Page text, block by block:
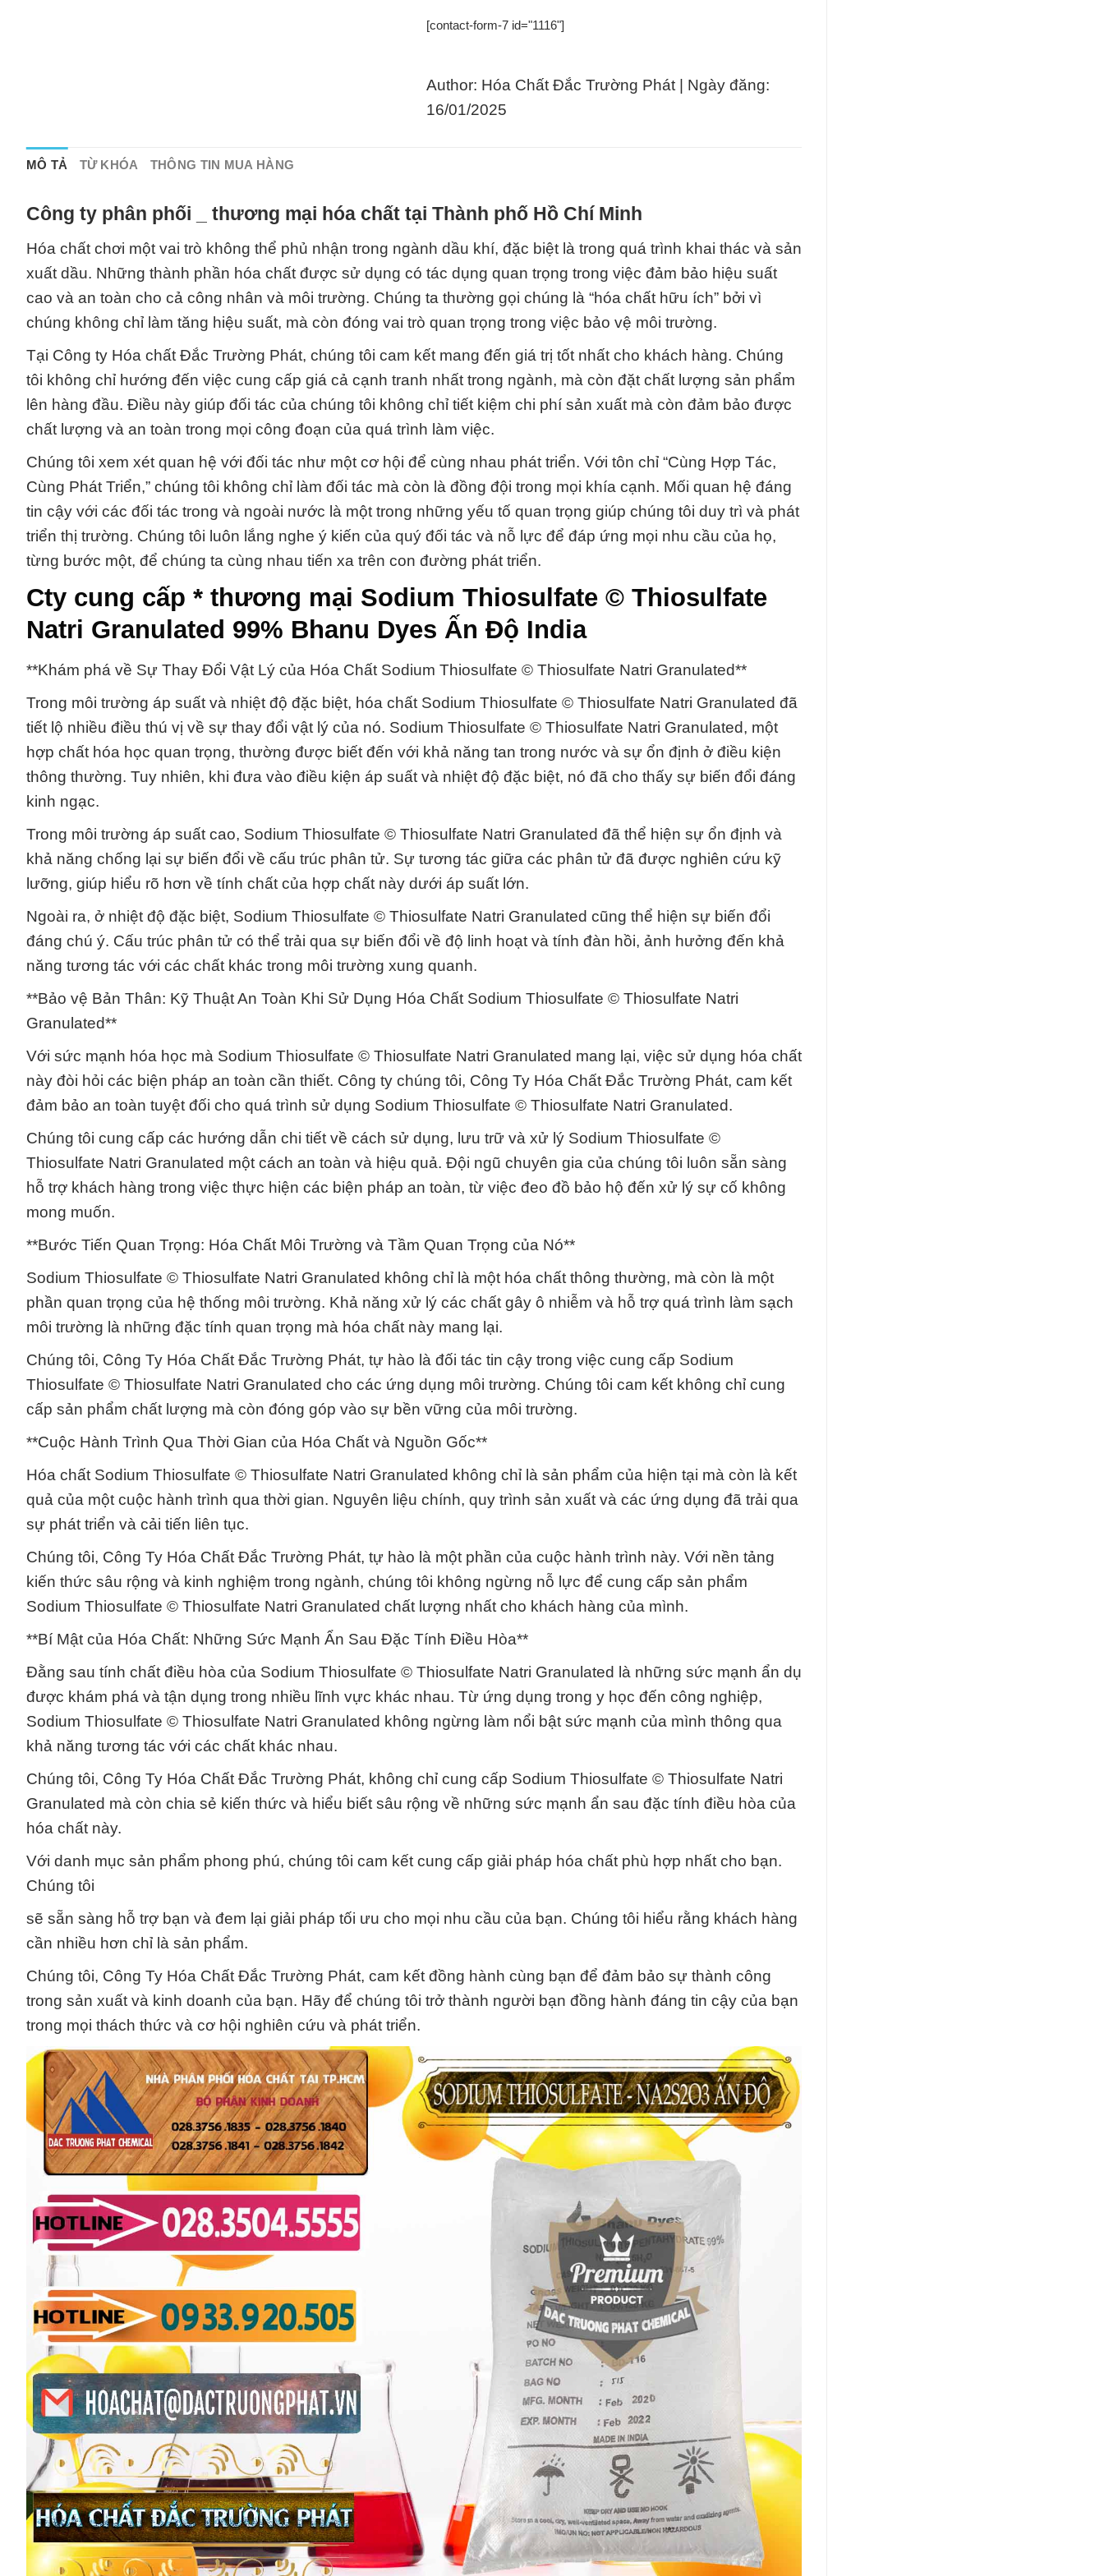
[contact-form-7 id="1116"]
Author: Hóa Chất Đắc Trường Phát | Ngày đăng:
16/01/2025
MÔ TẢ TỪ KHÓA THÔNG TIN MUA HÀNG
Công ty phân phối _ thương mại hóa chất tại Thành phố Hồ Chí Minh
Hóa chất chơi một vai trò không thể phủ nhận trong ngành dầu khí, đặc biệt là trong quá trình khai thác và sản
xuất dầu. Những thành phần hóa chất được sử dụng có tác dụng quan trọng trong việc đảm bảo hiệu suất
cao và an toàn cho cả công nhân và môi trường. Chúng ta thường gọi chúng là “hóa chất hữu ích” bởi vì
chúng không chỉ làm tăng hiệu suất, mà còn đóng vai trò quan trọng trong việc bảo vệ môi trường.
Tại Công ty Hóa chất Đắc Trường Phát, chúng tôi cam kết mang đến giá trị tốt nhất cho khách hàng. Chúng
tôi không chỉ hướng đến việc cung cấp giá cả cạnh tranh nhất trong ngành, mà còn đặt chất lượng sản phẩm
lên hàng đầu. Điều này giúp đối tác của chúng tôi không chỉ tiết kiệm chi phí sản xuất mà còn đảm bảo được
chất lượng và an toàn trong mọi công đoạn của quá trình làm việc.
Chúng tôi xem xét quan hệ với đối tác như một cơ hội để cùng nhau phát triển. Với tôn chỉ “Cùng Hợp Tác,
Cùng Phát Triển,” chúng tôi không chỉ làm đối tác mà còn là đồng đội trong mọi khía cạnh. Mối quan hệ đáng
tin cậy với các đối tác trong và ngoài nước là một trong những yếu tố quan trọng giúp chúng tôi duy trì và phát
triển thị trường. Chúng tôi luôn lắng nghe ý kiến của quý đối tác và nỗ lực để đáp ứng mọi nhu cầu của họ,
từng bước một, để chúng ta cùng nhau tiến xa trên con đường phát triển.
Cty cung cấp * thương mại Sodium Thiosulfate © Thiosulfate
Natri Granulated 99% Bhanu Dyes Ấn Độ India
**Khám phá về Sự Thay Đổi Vật Lý của Hóa Chất Sodium Thiosulfate © Thiosulfate Natri Granulated**
Trong môi trường áp suất và nhiệt độ đặc biệt, hóa chất Sodium Thiosulfate © Thiosulfate Natri Granulated đã
tiết lộ nhiều điều thú vị về sự thay đổi vật lý của nó. Sodium Thiosulfate © Thiosulfate Natri Granulated, một
hợp chất hóa học quan trọng, thường được biết đến với khả năng tan trong nước và sự ổn định ở điều kiện
thông thường. Tuy nhiên, khi đưa vào điều kiện áp suất và nhiệt độ đặc biệt, nó đã cho thấy sự biến đổi đáng
kinh ngạc.
Trong môi trường áp suất cao, Sodium Thiosulfate © Thiosulfate Natri Granulated đã thể hiện sự ổn định và
khả năng chống lại sự biến đổi về cấu trúc phân tử. Sự tương tác giữa các phân tử đã được nghiên cứu kỹ
lưỡng, giúp hiểu rõ hơn về tính chất của hợp chất này dưới áp suất lớn.
Ngoài ra, ở nhiệt độ đặc biệt, Sodium Thiosulfate © Thiosulfate Natri Granulated cũng thể hiện sự biến đổi
đáng chú ý. Cấu trúc phân tử có thể trải qua sự biến đổi về độ linh hoạt và tính đàn hồi, ảnh hưởng đến khả
năng tương tác với các chất khác trong môi trường xung quanh.
**Bảo vệ Bản Thân: Kỹ Thuật An Toàn Khi Sử Dụng Hóa Chất Sodium Thiosulfate © Thiosulfate Natri
Granulated**
Với sức mạnh hóa học mà Sodium Thiosulfate © Thiosulfate Natri Granulated mang lại, việc sử dụng hóa chất
này đòi hỏi các biện pháp an toàn cần thiết. Công ty chúng tôi, Công Ty Hóa Chất Đắc Trường Phát, cam kết
đảm bảo an toàn tuyệt đối cho quá trình sử dụng Sodium Thiosulfate © Thiosulfate Natri Granulated.
Chúng tôi cung cấp các hướng dẫn chi tiết về cách sử dụng, lưu trữ và xử lý Sodium Thiosulfate ©
Thiosulfate Natri Granulated một cách an toàn và hiệu quả. Đội ngũ chuyên gia của chúng tôi luôn sẵn sàng
hỗ trợ khách hàng trong việc thực hiện các biện pháp an toàn, từ việc đeo đồ bảo hộ đến xử lý sự cố không
mong muốn.
**Bước Tiến Quan Trọng: Hóa Chất Môi Trường và Tầm Quan Trọng của Nó**
Sodium Thiosulfate © Thiosulfate Natri Granulated không chỉ là một hóa chất thông thường, mà còn là một
phần quan trọng của hệ thống môi trường. Khả năng xử lý các chất gây ô nhiễm và hỗ trợ quá trình làm sạch
môi trường là những đặc tính quan trọng mà hóa chất này mang lại.
Chúng tôi, Công Ty Hóa Chất Đắc Trường Phát, tự hào là đối tác tin cậy trong việc cung cấp Sodium
Thiosulfate © Thiosulfate Natri Granulated cho các ứng dụng môi trường. Chúng tôi cam kết không chỉ cung
cấp sản phẩm chất lượng mà còn đóng góp vào sự bền vững của môi trường.
**Cuộc Hành Trình Qua Thời Gian của Hóa Chất và Nguồn Gốc**
Hóa chất Sodium Thiosulfate © Thiosulfate Natri Granulated không chỉ là sản phẩm của hiện tại mà còn là kết
quả của một cuộc hành trình qua thời gian. Nguyên liệu chính, quy trình sản xuất và các ứng dụng đã trải qua
sự phát triển và cải tiến liên tục.
Chúng tôi, Công Ty Hóa Chất Đắc Trường Phát, tự hào là một phần của cuộc hành trình này. Với nền tảng
kiến thức sâu rộng và kinh nghiệm trong ngành, chúng tôi không ngừng nỗ lực để cung cấp sản phẩm
Sodium Thiosulfate © Thiosulfate Natri Granulated chất lượng nhất cho khách hàng của mình.
**Bí Mật của Hóa Chất: Những Sức Mạnh Ẩn Sau Đặc Tính Điều Hòa**
Đằng sau tính chất điều hòa của Sodium Thiosulfate © Thiosulfate Natri Granulated là những sức mạnh ẩn dụ
được khám phá và tận dụng trong nhiều lĩnh vực khác nhau. Từ ứng dụng trong y học đến công nghiệp,
Sodium Thiosulfate © Thiosulfate Natri Granulated không ngừng làm nổi bật sức mạnh của mình thông qua
khả năng tương tác với các chất khác nhau.
Chúng tôi, Công Ty Hóa Chất Đắc Trường Phát, không chỉ cung cấp Sodium Thiosulfate © Thiosulfate Natri
Granulated mà còn chia sẻ kiến thức và hiểu biết sâu rộng về những sức mạnh ẩn sau đặc tính điều hòa của
hóa chất này.
Với danh mục sản phẩm phong phú, chúng tôi cam kết cung cấp giải pháp hóa chất phù hợp nhất cho bạn.
Chúng tôi
sẽ sẵn sàng hỗ trợ bạn và đem lại giải pháp tối ưu cho mọi nhu cầu của bạn. Chúng tôi hiểu rằng khách hàng
cần nhiều hơn chỉ là sản phẩm.
Chúng tôi, Công Ty Hóa Chất Đắc Trường Phát, cam kết đồng hành cùng bạn để đảm bảo sự thành công
trong sản xuất và kinh doanh của bạn. Hãy để chúng tôi trở thành người bạn đồng hành đáng tin cậy của bạn
trong mọi thách thức và cơ hội nghiên cứu và phát triển.